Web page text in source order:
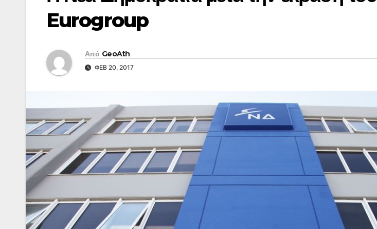
Eurogroup
Από GeoAth
ΦΕΒ 20, 2017